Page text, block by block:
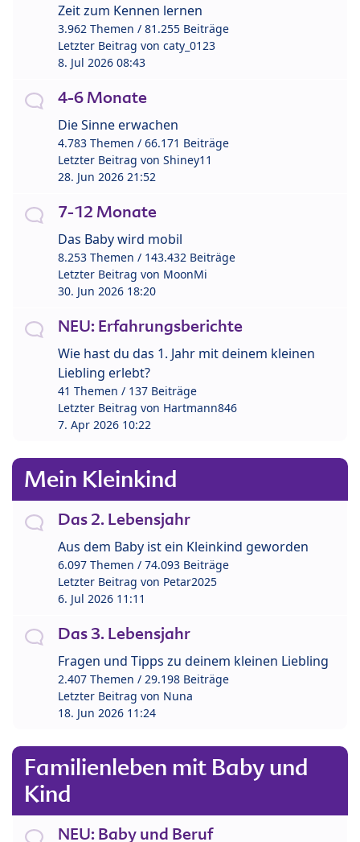
Zeit zum Kennen lernen
3.962 Themen / 81.255 Beiträge
Letzter Beitrag von caty_0123
8. Jul 2026 08:43
4-6 Monate
Die Sinne erwachen
4.783 Themen / 66.171 Beiträge
Letzter Beitrag von Shiney11
28. Jun 2026 21:52
7-12 Monate
Das Baby wird mobil
8.253 Themen / 143.432 Beiträge
Letzter Beitrag von MoonMi
30. Jun 2026 18:20
NEU: Erfahrungsberichte
Wie hast du das 1. Jahr mit deinem kleinen
Liebling erlebt?
41 Themen / 137 Beiträge
Letzter Beitrag von Hartmann846
7. Apr 2026 10:22
Mein Kleinkind
Das 2. Lebensjahr
Aus dem Baby ist ein Kleinkind geworden
6.097 Themen / 74.093 Beiträge
Letzter Beitrag von Petar2025
6. Jul 2026 11:11
Das 3. Lebensjahr
Fragen und Tipps zu deinem kleinen Liebling
2.407 Themen / 29.198 Beiträge
Letzter Beitrag von Nuna
18. Jun 2026 11:24
Familienleben mit Baby und
Kind
NEU: Baby und Beruf